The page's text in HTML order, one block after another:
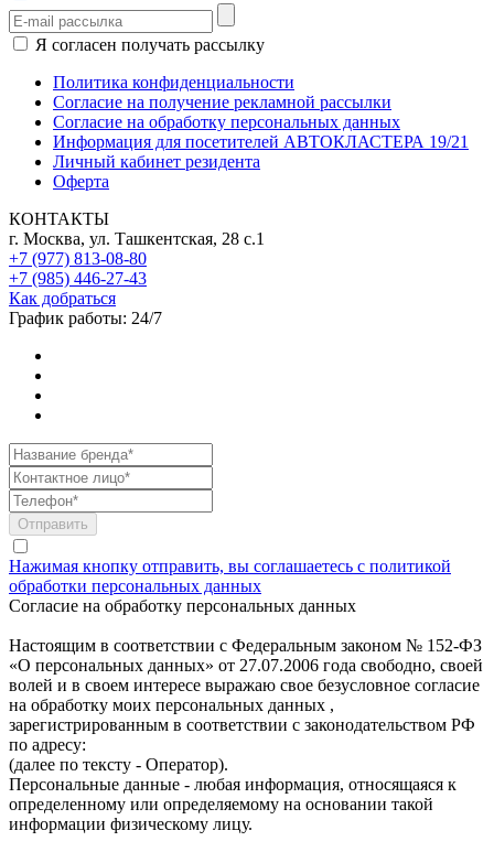
Я согласен получать рассылку
Политика конфиденциальности
Согласие на получение рекламной рассылки
Согласие на обработку персональных данных
Информация для посетителей АВТОКЛАСТЕРА 19/21
Личный кабинет резидента
Оферта
КОНТАКТЫ
г. Москва, ул. Ташкентская, 28 с.1
+7 (977) 813-08-80
+7 (985) 446-27-43
Как добраться
График работы: 24/7
Нажимая кнопку отправить, вы соглашаетесь с политикой
обработки персональных данных
Согласие на обработку персональных данных
Настоящим в соответствии с Федеральным законом № 152-ФЗ
«О персональных данных» от 27.07.2006 года свободно, своей
волей и в своем интересе выражаю свое безусловное согласие
на обработку моих персональных данных ,
зарегистрированным в соответствии с законодательством РФ
по адресу:
(далее по тексту - Оператор).
Персональные данные - любая информация, относящаяся к
определенному или определяемому на основании такой
информации физическому лицу.